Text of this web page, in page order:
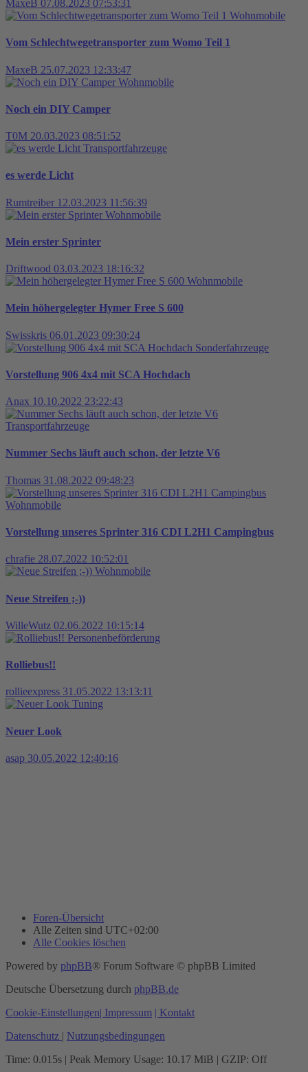
MaxeB 07.08.2023 07:53:31
Wohnmobile
Vom Schlechtwegetransporter zum Womo Teil 1
MaxeB 25.07.2023 12:33:47
Wohnmobile
Noch ein DIY Camper
T0M 20.03.2023 08:51:52
Transportfahrzeuge
es werde Licht
Rumtreiber 12.03.2023 11:56:39
Wohnmobile
Mein erster Sprinter
Driftwood 03.03.2023 18:16:32
Wohnmobile
Mein höhergelegter Hymer Free S 600
Swisskris 06.01.2023 09:30:24
Sonderfahrzeuge
Vorstellung 906 4x4 mit SCA Hochdach
Anax 10.10.2022 23:22:43
Transportfahrzeuge
Nummer Sechs läuft auch schon, der letzte V6
Thomas 31.08.2022 09:48:23
Wohnmobile
Vorstellung unseres Sprinter 316 CDI L2H1 Campingbus
chrafie 28.07.2022 10:52:01
Wohnmobile
Neue Streifen ;-))
WilleWutz 02.06.2022 10:15:14
Personenbeförderung
Rolliebus!!
rollieexpress 31.05.2022 13:13:11
Tuning
Neuer Look
asap 30.05.2022 12:40:16
Foren-Übersicht
Alle Zeiten sind UTC+02:00
Alle Cookies löschen
Powered by phpBB® Forum Software © phpBB Limited
Deutsche Übersetzung durch phpBB.de
Cookie-Einstellungen| Impressum | Kontakt
Datenschutz | Nutzungsbedingungen
Time: 0.015s | Peak Memory Usage: 10.17 MiB | GZIP: Off